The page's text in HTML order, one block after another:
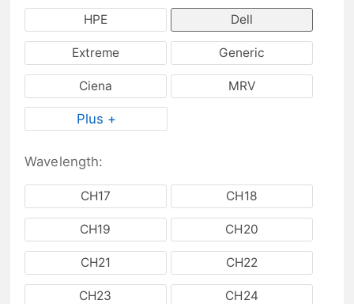
HPE Dell
Extreme Generic
Ciena MRV
Plus +
Wavelength:
CH17 CH18
CH19 CH20
CH21 CH22
CH23 CH24